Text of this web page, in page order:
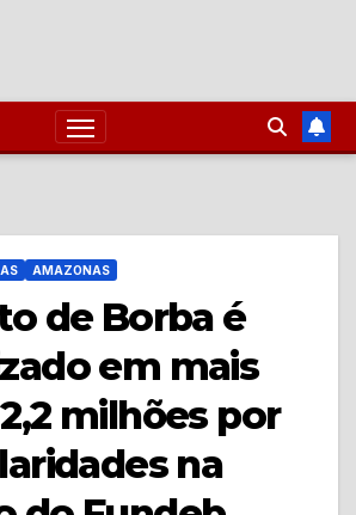
AMAZONAS
de Borba é
em mais
milhões por
na